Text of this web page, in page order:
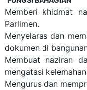
Memberi khidmat
Parlimen.
Menyelaras dan
dokumen di
Membuat naziran
mengatasi
Mengurus dan